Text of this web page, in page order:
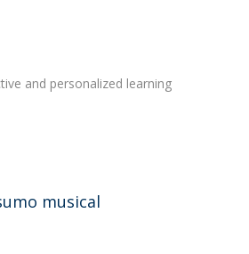
and personalized learning
musical